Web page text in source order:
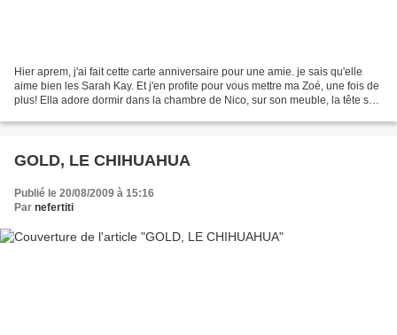
Hier aprem, j'ai fait cette carte anniversaire pour une amie. je sais qu'elle
aime bien les Sarah Kay. Et j'en profite pour vous mettre ma Zoé, une fois de
plus! Ella adore dormir dans la chambre de Nico, sur son meuble, la tête sur
GOLD, LE CHIHUAHUA
Publié le 20/08/2009 à 15:16
Par nefertiti